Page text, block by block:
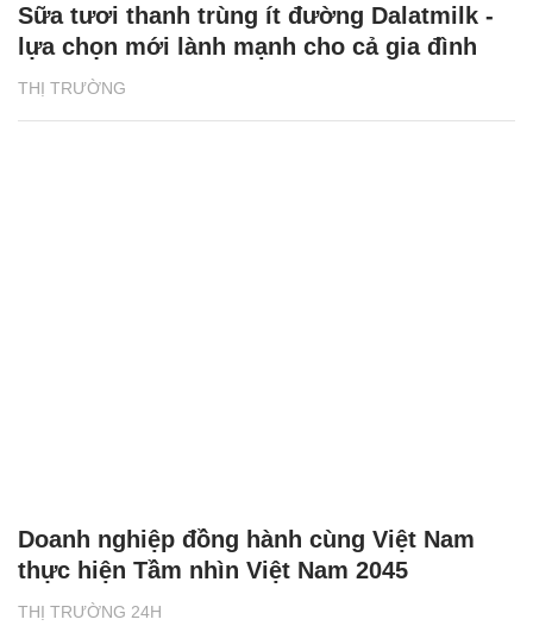
THỊ TRƯỜNG
Sữa tươi thanh trùng ít đường Dalatmilk -
lựa chọn mới lành mạnh cho cả gia đình
THỊ TRƯỜNG 24H
Doanh nghiệp đồng hành cùng Việt Nam
thực hiện Tầm nhìn Việt Nam 2045